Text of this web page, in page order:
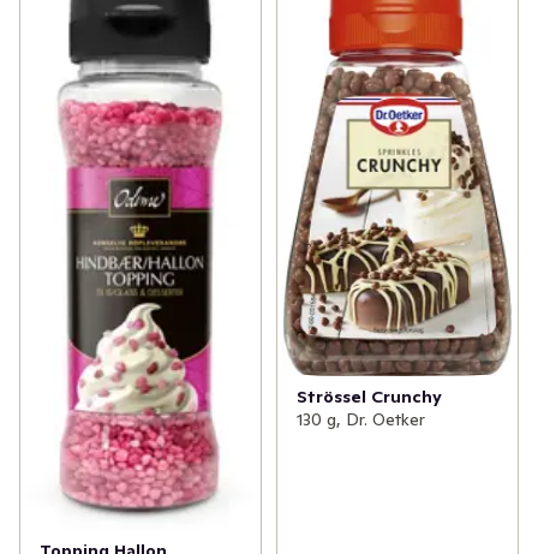
Strössel Crunchy
130 g, Dr. Oetker